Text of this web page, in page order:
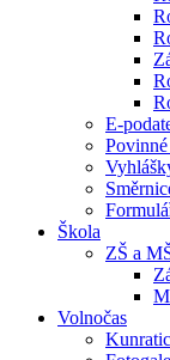
E-
Škola
ZŠ a
Volnočas